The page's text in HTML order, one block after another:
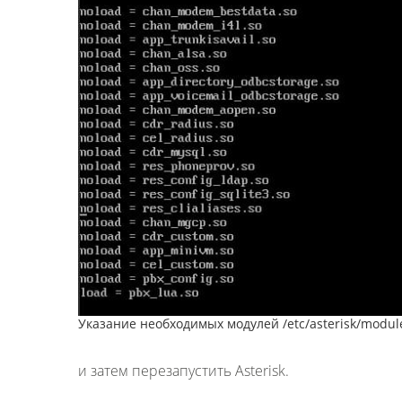
Указание необходимых модулей /etc/asterisk/
и затем перезапустить Asterisk.